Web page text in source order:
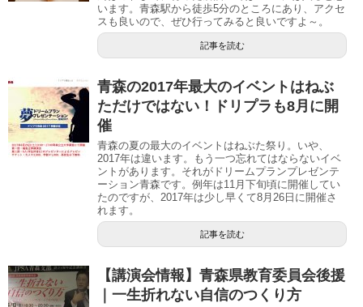
います。青森駅から徒歩5分のところにあり、アクセ
スも良いので、ぜひ行ってみると良いですよ～。
記事を読む
青森の2017年最大のイベントはねぶ
ただけではない！ドリプラも8月に開
催
青森の夏の最大のイベントはねぶた祭り。いや、
2017年は違います。もう一つ忘れてはならないイベ
ントがあります。それがドリームプランプレゼンテ
ーション青森です。例年は11月下旬頃に開催してい
たのですが、2017年は少し早くて8月26日に開催さ
れます。
記事を読む
【講演会情報】青森県教育委員会後援
｜一生折れない自信のつくり方